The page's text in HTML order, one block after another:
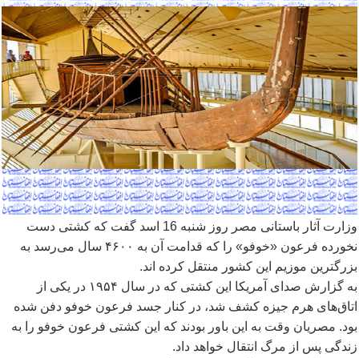
وزارت آثار باستانی مصر روز شنبه 16 اسد گفت که کشتی دست
نخورده فرعون «خوفو» را که قدامت آن به ۴۶۰۰ سال می
رسد به
بزرگترین موزیم این کشور منتقل کرده اند.
به گزارش صدای آمریکا این کشتی که در سال ۱۹۵۴ در یکی از
اتاقهای هرم جیزه کشف شد، در کنار جسد فرعون خوفو دفن شده
بود. مصریان وقت به این باور بودند که این کشتی فرعون خوفو را به
زندگی پس از مرگ انتقال خواهد داد.